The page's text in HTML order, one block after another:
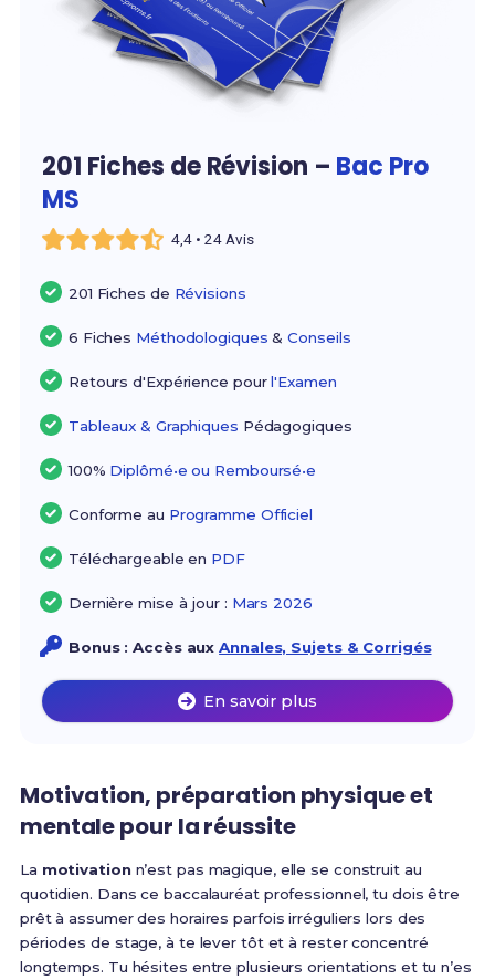
201 Fiches de Révision – Bac Pro
MS
4,4 • 24 Avis
201 Fiches de Révisions
6 Fiches Méthodologiques &Conseils
Retours d'Expérience pourl'Examen
Tableaux & Graphiques Pédagogiques
100% Diplômé•e ou Remboursé•e
Conforme au Programme Officiel
Téléchargeable en PDF
Dernière mise à jour : Mars 2026
Bonus : Accès auxAnnales, Sujets & Corrigés
En savoir plus
Motivation, préparation physique et
mentale pour la réussite
La motivationn’est pas magique, elle se construit au
quotidien. Dans ce baccalauréat professionnel, tu dois être
prêt à assumer des horaires parfois irréguliers lors des
périodes de stage, à te lever tôt et à rester concentré
longtemps. Tu hésites entre plusieurs orientations et tu n’es